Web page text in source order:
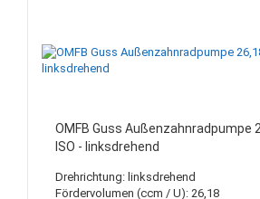
OMFB Guss Außenzahnradpumpe
ISO - linksdrehend
Drehrichtung: linksdrehend
Fördervolumen (ccm / U): 26,18